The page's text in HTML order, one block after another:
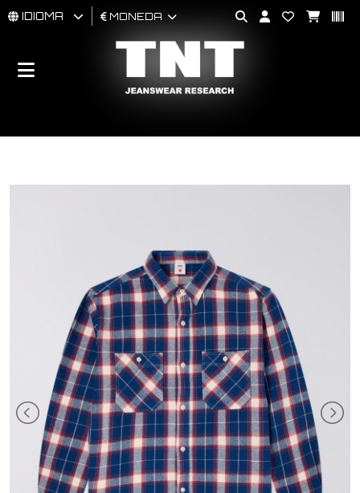
HOMBRES
BRAND
IDIOMA MONEDA